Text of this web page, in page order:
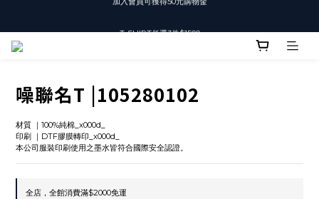
T-SHIRT任選3件$1500
噪聯名T |105280102
材質 ｜100%純棉_x000d_
印刷 ｜DTF膠膜轉印_x000d_
本公司服裝印刷使用之墨水皆符合國際安全認證。
全店，全館消費滿$2000免運